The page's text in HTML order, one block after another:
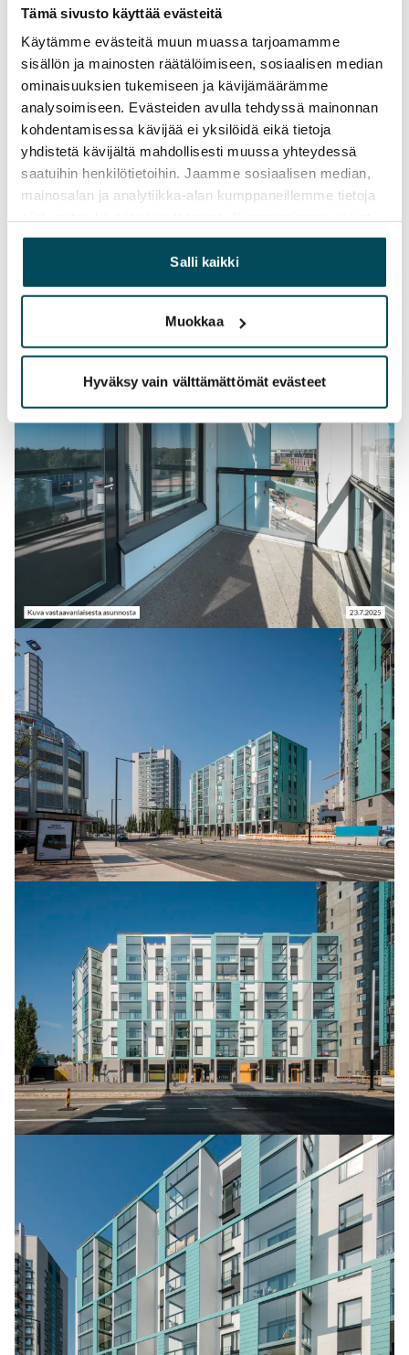
Tämä sivusto käyttää evästeitä
Käytämme evästeitä muun muassa tarjoamamme
sisällön ja mainosten räätälöimiseen, sosiaalisen median
ominaisuuksien tukemiseen ja kävijämäärämme
analysoimiseen. Evästeiden avulla tehdyssä mainonnan
kohdentamisessa kävijää ei yksilöidä eikä tietoja
yhdistetä kävijältä mahdollisesti muussa yhteydessä
saatuihin henkilötietoihin. Jaamme sosiaalisen median,
mainosalan ja analytiikka-alan kumppaneillemme tietoja
yhdistää näitä tietoja muihin tietoihin, joita olet antanut
heille tai joita on kerätty, kun olet käyttänyt heidän
palvelujaan.
Salli kaikki
Muokkaa
Hyväksy vain välttämättömät evästeet